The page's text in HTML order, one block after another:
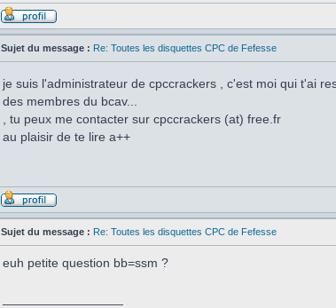
Sujet du message : Re: Toutes les disquettes CPC de Fefesse
je suis l'administrateur de cpccrackers , c'est moi qui t'ai
des membres du bcav...
, tu peux me contacter sur cpccrackers (at) free.fr
au plaisir de te lire a++
Sujet du message : Re: Toutes les disquettes CPC de Fefesse
euh petite question bb=ssm ?